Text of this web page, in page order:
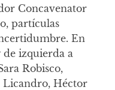
Concavenator
partículas
En
de izquierda a
Robisco,
Licandro, Héctor